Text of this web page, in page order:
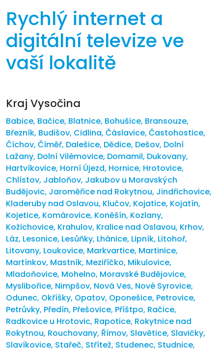
Rychlý internet a
digitální televize ve
vaší lokalitě
Kraj Vysočina
Babice, Bačice, Blatnice, Bohušice, Bransouze,
Březník, Budišov, Cidlina, Čáslavice, Častohostice,
Číchov, Číměř, Dalešice, Dědice, Dešov, Dolní
Lažany, Dolní Vilémovice, Domamil, Dukovany,
Hartvíkovice, Horní Újezd, Hornice, Hrotovice,
Chlístov, Jabloňov, Jakubov u Moravských
Budějovic, Jaroměřice nad Rokytnou, Jindřichovice,
Kladeruby nad Oslavou, Klučov, Kojatice, Kojatín,
Kojetice, Komárovice, Koněšín, Kozlany,
Kožichovice, Krahulov, Kralice nad Oslavou, Krhov,
Láz, Lesonice, Lesůňky, Lhánice, Lipník, Litohoř,
Litovany, Loukovice, Markvartice, Martinice,
Martínkov, Mastník, Meziříčko, Mikulovice,
Mladoňovice, Mohelno, Moravské Budějovice,
Myslibořice, Nimpšov, Nová Ves, Nové Syrovice,
Odunec, Okříšky, Opatov, Oponešice, Petrovice,
Petrůvky, Předín, Přešovice, Příštpo, Račice,
Radkovice u Hrotovic, Rapotice, Rokytnice nad
Rokytnou, Rouchovany, Římov, Slavětice, Slavičky,
Slavíkovice, Stařeč, Střítež, Studenec, Studnice,